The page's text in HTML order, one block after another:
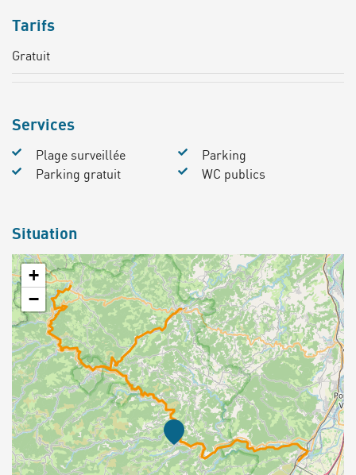
Tarifs
Gratuit
Services
Plage surveillée
Parking
Parking gratuit
WC publics
Situation
+
−